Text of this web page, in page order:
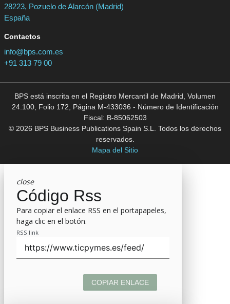
28223, Pozuelo de Alarcón (Madrid)
España
Contactos
info@bps.com.es
+91 313 79 00
BPS está inscrita en el Registro Mercantil de Madrid, Volumen
24.100, Folio 172, Página M-433036 - Número de Identificación
Fiscal: B-85062503
© 2026 BPS Business Publications Spain S.L. Todos los derechos
reservados.
Mapa del Sitio
close
Código Rss
Para copiar el enlace RSS en el portapapeles,
haga clic en el botón.
RSS link
COPIAR ENLACE